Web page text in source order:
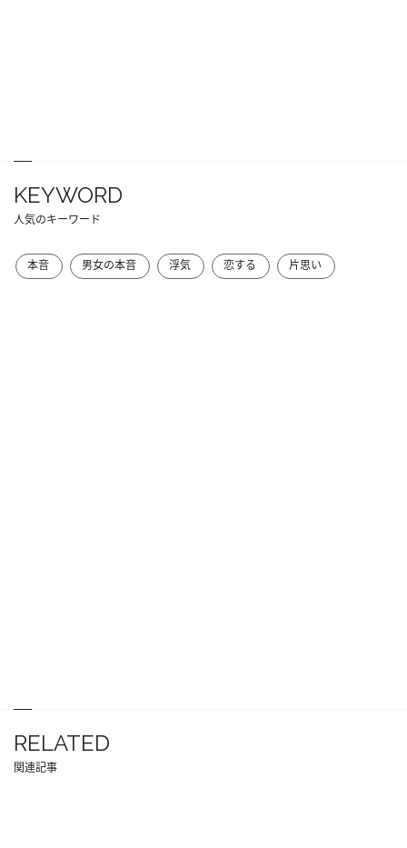
KEYWORD
人気のキーワード
本音 男女の本音 浮気 恋する 片思い
RELATED
関連記事